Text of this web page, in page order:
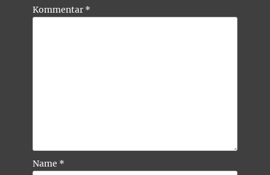
Kommentar *
Name *